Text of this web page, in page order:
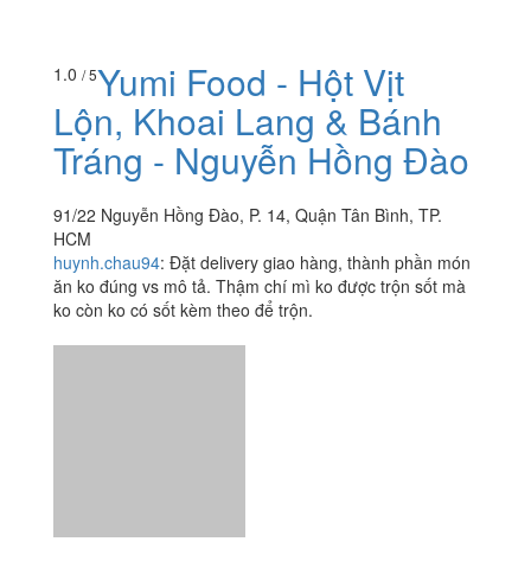
1.0 / 5Yumi Food - Hột Vịt
Lộn, Khoai Lang & Bánh
Tráng - Nguyễn Hồng Đào
91/22 Nguyễn Hồng Đào, P. 14, Quận Tân Bình, TP.
HCM
huynh.chau94: Đặt delivery giao hàng, thành phần món
ăn ko đúng vs mô tả. Thậm chí mì ko được trộn sốt mà
ko còn ko có sốt kèm theo để trộn.